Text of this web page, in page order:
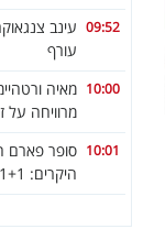
09:52 עינב
עורף
10:00 מאיה
מרוויחה על
10:01 סופר פארם
היקרים: 1+1 עד ה-18.8